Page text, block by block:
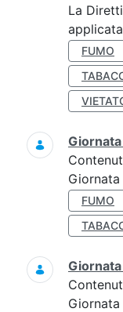
La
FUMO
FUMO